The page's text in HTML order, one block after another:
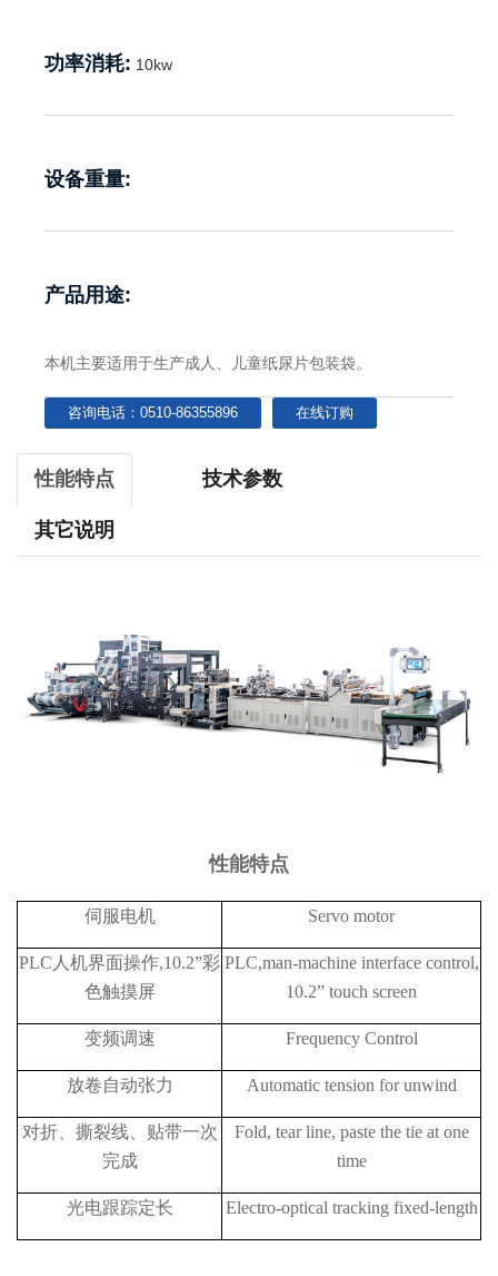
功率消耗: 10kw
设备重量:
产品用途:
本机主要适用于生产成人、儿童纸尿片包装袋。
咨询电话：0510-86355896 在线订购
性能特点 技术参数
其它说明
性能特点
伺服电机 Servo motor
PLC人机界面操作,10.2”彩
色触摸屏
PLC,man-machine interface control,
10.2” touch screen
变频调速 Frequency Control
放卷自动张力 Automatic tension for unwind
对折、撕裂线、贴带一次
完成
Fold, tear line, paste the tie at one
time
光电跟踪定长 Electro-optical tracking fixed-length